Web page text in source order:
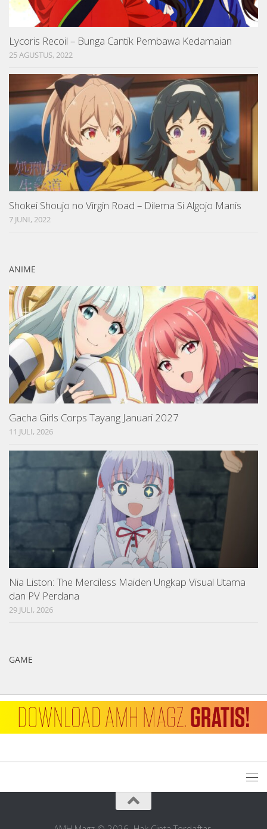
Lycoris Recoil – Bunga Cantik Pembawa Kedamaian
25 AGUSTUS, 2022
Shokei Shoujo no Virgin Road – Dilema Si Algojo Manis
7 JUNI, 2022
ANIME
Gacha Girls Corps Tayang Januari 2027
11 JULI, 2026
Nia Liston: The Merciless Maiden Ungkap Visual Utama
dan PV Perdana
29 JULI, 2026
GAME